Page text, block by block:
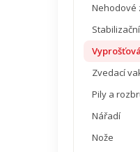
Nehodové
Zvedací
Pily a
Nářadí
Nože